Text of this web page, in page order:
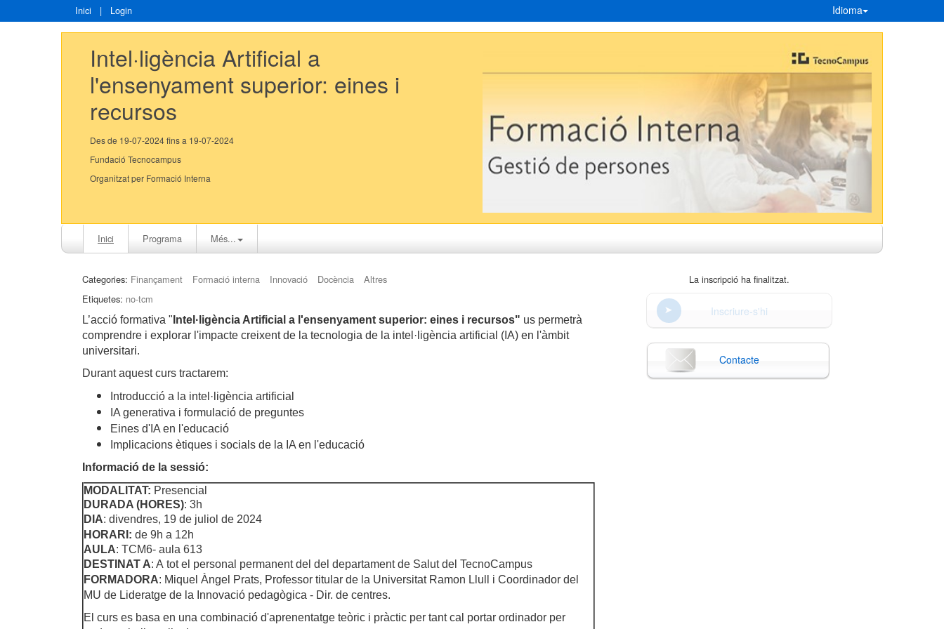
Inici | Login Idioma
Intel·ligència Artificial a
l'ensenyament superior: eines i
recursos
Des de 19-07-2024 fins a 19-07-2024
Fundació Tecnocampus
Organitzat per Formació Interna
Inici Programa Més...
Categories: Finançament Formació interna Innovació Docència
Altres
Etiquetes: no-tcm
L’acció formativa " Intel·ligència Artificial a l'ensenyament superior: eines i recursos" us permetrà
comprendre i explorar l'impacte creixent de la tecnologia de la intel·ligència artificial (IA) en l'àmbit
universitari.
Durant aquest curs tractarem:
Introducció a la intel·ligència artificial
IA generativa i formulació de preguntes
Eines d'IA en l'educació
Implicacions ètiques i socials de la IA en l'educació
Informació de la sessió:
MODALITAT: Presencial
DURADA (HORES): 3h
DIA: divendres, 19 de juliol de 2024
HORARI: de 9h a 12h
AULA: TCM6- aula 613
DESTINAT A: A tot el personal permanent del del departament de Salut del TecnoCampus
FORMADORA: Miquel Àngel Prats, Professor titular de la Universitat Ramon Llull i Coordinador del
MU de Lideratge de la Innovació pedagògica - Dir. de centres.
El curs es basa en una combinació d'aprenentatge teòric i pràctic per tant cal portar ordinador per
La inscripció ha finalitzat.
Inscriure-s'hi
Contacte